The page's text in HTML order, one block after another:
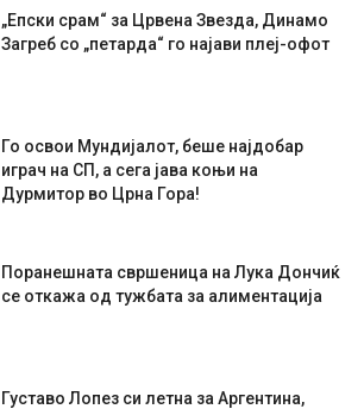
„Епски срам“ за Црвена Звезда, Динамо
Загреб со „петарда“ го најави плеј-офот
Го освои Мундијалот, беше најдобар
играч на СП, а сега јава коњи на
Дурмитор во Црна Гора!
Поранешната свршеница на Лука Дончиќ
се откажа од тужбата за алиментација
Густаво Лопез си летна за Аргентина,